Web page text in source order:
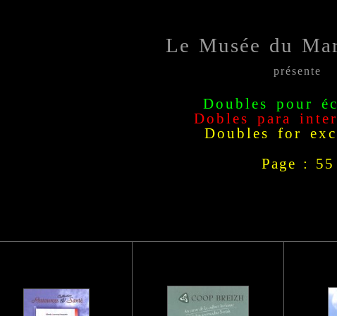
Le Musée du
présente
Doubles pour
Dobles para
Doubles for
Page : 55